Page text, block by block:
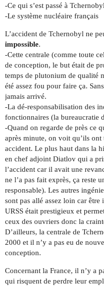
-Ce qui s’est passé à Tchernobyl
-Le système nucléaire français
L’accident de Tchernobyl ne
impossible.
-Cette centrale (comme toute
de conception, le but était de
temps de plutonium de qualité
été assez fou pour faire ça.
jamais arrivé.
-La dé-responsabilisation des
fonctionnaires (la bureaucratie
-Quand on regarde de près ce
après minute, on voit qu’ils
accident. Le plus haut dans la
en chef adjoint Diatlov qui a
l’accident car il avait une
ne l’a pas fait exprès, ça reste
responsable). Les autres
sont pas allé assez loin car
URSS était prestigieux et
ceux des ouvriers donc la
D’ailleurs, la centrale de
2000 et il n’y a pas eu de
conception.
Concernant la France, il n’y a
qui risquent de perdre leur